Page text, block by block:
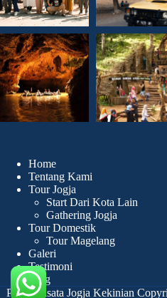
Home
Tentang Kami
Tour Jogja
Start Dari Kota Lain
Gathering Jogja
Tour Domestik
Tour Magelang
Galeri
Testimoni
Blog
Paket Wisata Jogja Kekinian